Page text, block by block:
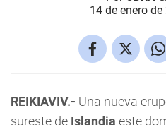
14 de enero
REIKIAVIV.- Una nueva
sureste de Islandia este